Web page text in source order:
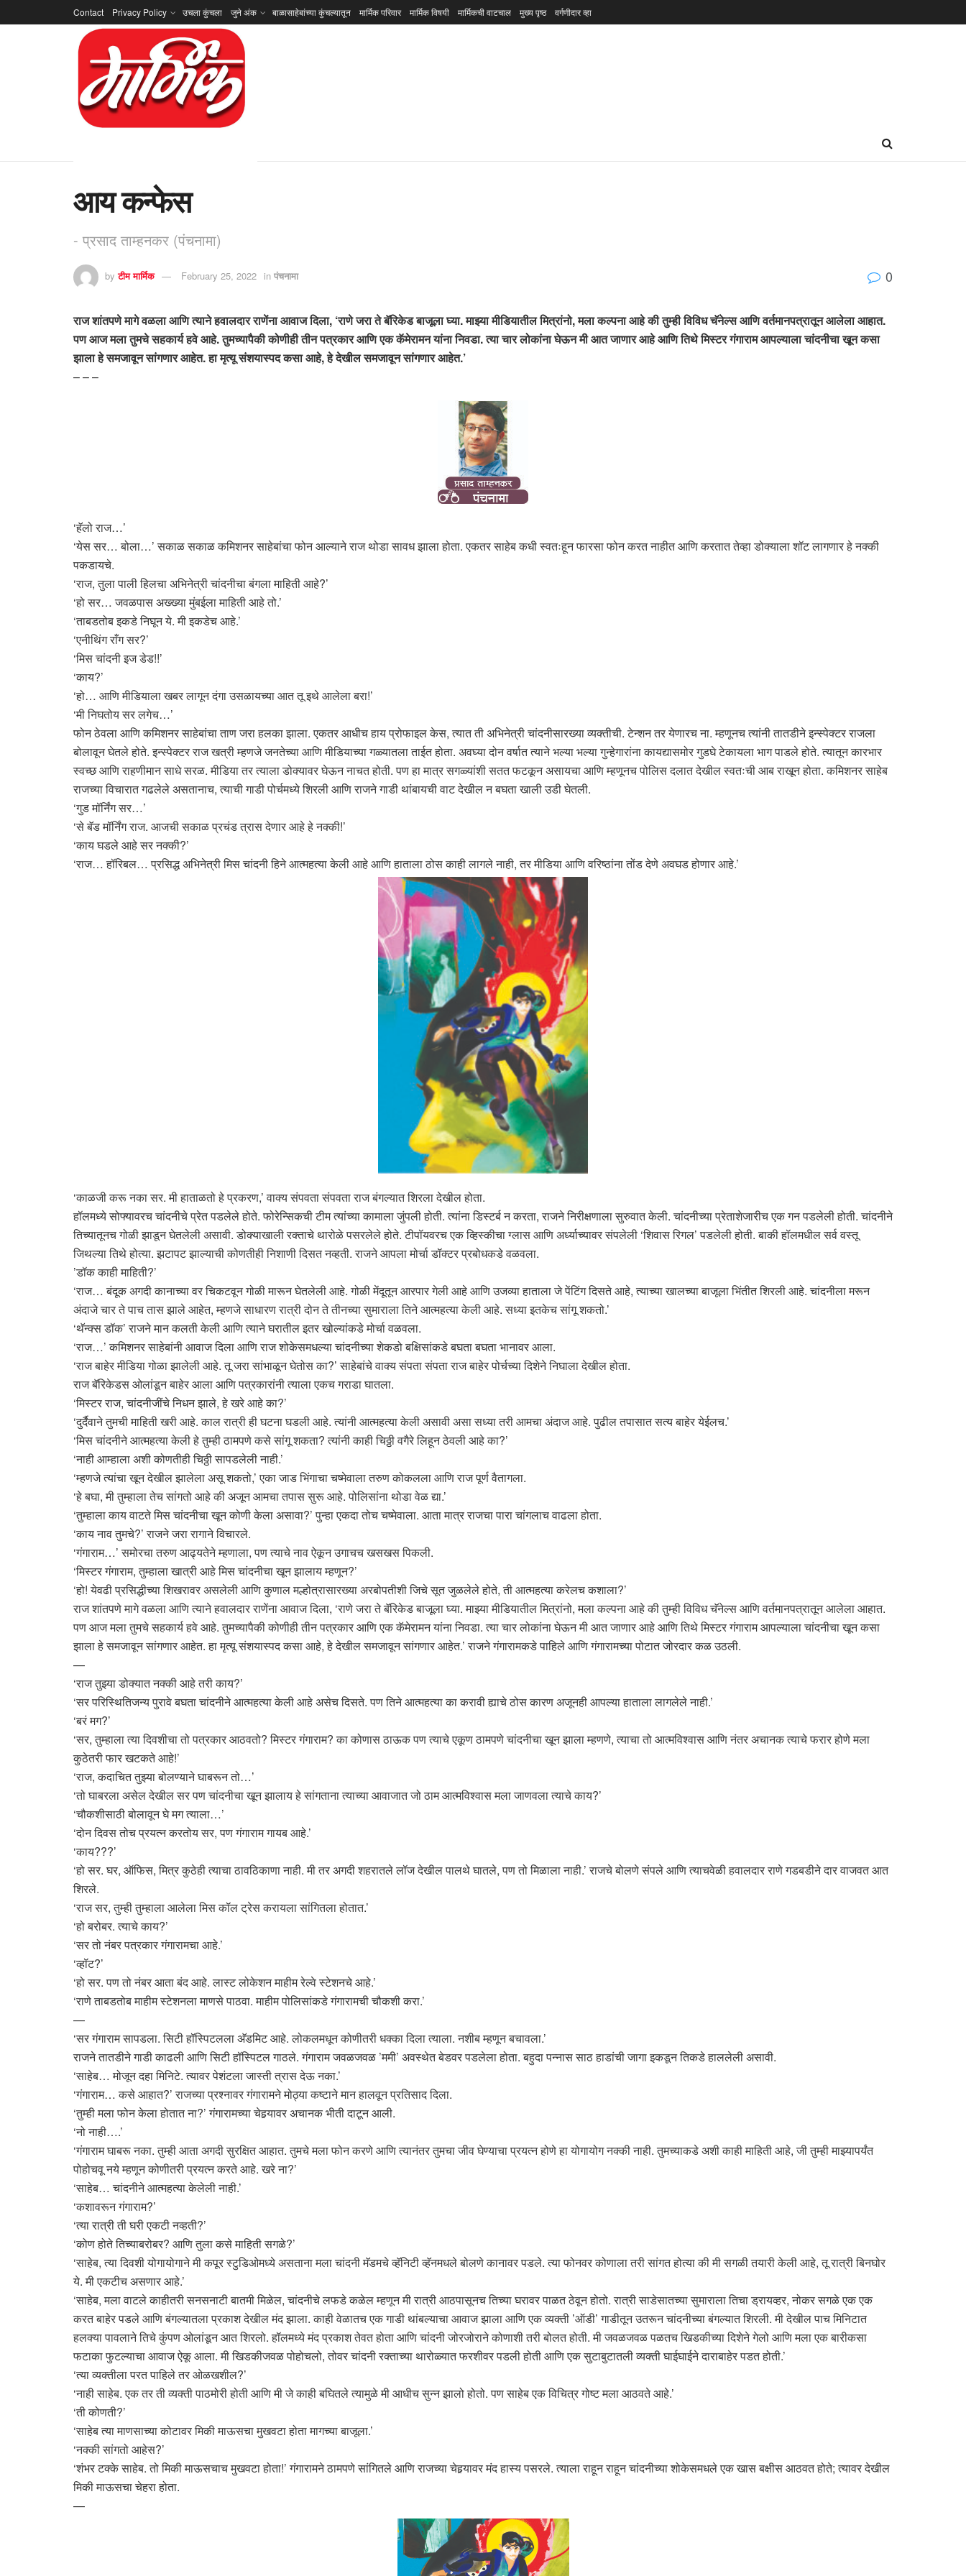
Contact Privacy Policy उचला कुंचला जुने अंक बाळासाहेबांच्या कुंचल्यातून मार्मिक परिवार मार्मिक विषयी मार्मिकची वाटचाल मुख्य पृष्ठ वर्गणीदार व्हा
आय कन्फेस
- प्रसाद ताम्हनकर (पंचनामा)
by टीम मार्मिक February 25, 2022 in पंचनामा 0
राज शांतपणे मागे वळला आणि त्याने हवालदार राणेंना आवाज दिला, ‘राणे जरा ते बॅरिकेड बाजूला घ्या. माझ्या मीडियातील मित्रांनो, मला कल्पना आहे की तुम्ही विविध चॅनेल्स आणि वर्तमानपत्रातून आलेला आहात.
पण आज मला तुमचे सहकार्य हवे आहे. तुमच्यापैकी कोणीही तीन पत्रकार आणि एक कॅमेरामन यांना निवडा. त्या चार लोकांना घेऊन मी आत जाणार आहे आणि तिथे मिस्टर गंगाराम आपल्याला चांदनीचा खून कसा
झाला हे समजावून सांगणार आहेत. हा मृत्यू संशयास्पद कसा आहे, हे देखील समजावून सांगणार आहेत.’
– – –
‘हॅलो राज…’
‘येस सर… बोला…’ सकाळ सकाळ कमिशनर साहेबांचा फोन आल्याने राज थोडा सावध झाला होता. एकतर साहेब कधी स्वतःहून फारसा फोन करत नाहीत आणि करतात तेव्हा डोक्याला शॉट लागणार हे नक्की
पकडायचे.
‘राज, तुला पाली हिलचा अभिनेत्री चांदनीचा बंगला माहिती आहे?’
‘हो सर… जवळपास अख्ख्या मुंबईला माहिती आहे तो.’
‘ताबडतोब इकडे निघून ये. मी इकडेच आहे.’
‘एनीथिंग राँग सर?’
‘मिस चांदनी इज डेड!!’
‘काय?’
‘हो… आणि मीडियाला खबर लागून दंगा उसळायच्या आत तू इथे आलेला बरा!’
‘मी निघतोय सर लगेच…’
फोन ठेवला आणि कमिशनर साहेबांचा ताण जरा हलका झाला. एकतर आधीच हाय प्रोफाइल केस, त्यात ती अभिनेत्री चांदनीसारख्या व्यक्तीची. टेन्शन तर येणारच ना. म्हणूनच त्यांनी तातडीने इन्स्पेक्टर राजला
बोलावून घेतले होते. इन्स्पेक्टर राज खत्री म्हणजे जनतेच्या आणि मीडियाच्या गळ्यातला ताईत होता. अवघ्या दोन वर्षात त्याने भल्या भल्या गुन्हेगारांना कायद्यासमोर गुडघे टेकायला भाग पाडले होते. त्यातून कारभार
स्वच्छ आणि राहणीमान साधे सरळ. मीडिया तर त्याला डोक्यावर घेऊन नाचत होती. पण हा मात्र सगळ्यांशी सतत फटकून असायचा आणि म्हणूनच पोलिस दलात देखील स्वतःची आब राखून होता. कमिशनर साहेब
राजच्या विचारात गढलेले असतानाच, त्याची गाडी पोर्चमध्ये शिरली आणि राजने गाडी थांबायची वाट देखील न बघता खाली उडी घेतली.
‘गुड मॉर्निंग सर…’
‘से बॅड मॉर्निंग राज. आजची सकाळ प्रचंड त्रास देणार आहे हे नक्की!’
‘काय घडले आहे सर नक्की?’
‘राज… हॉरिबल… प्रसिद्ध अभिनेत्री मिस चांदनी हिने आत्महत्या केली आहे आणि हाताला ठोस काही लागले नाही, तर मीडिया आणि वरिष्ठांना तोंड देणे अवघड होणार आहे.’
‘काळजी करू नका सर. मी हाताळतो हे प्रकरण,’ वाक्य संपवता संपवता राज बंगल्यात शिरला देखील होता.
हॉलमध्ये सोफ्यावरच चांदनीचे प्रेत पडलेले होते. फोरेन्सिकची टीम त्यांच्या कामाला जुंपली होती. त्यांना डिस्टर्ब न करता, राजने निरीक्षणाला सुरुवात केली. चांदनीच्या प्रेताशेजारीच एक गन पडलेली होती. चांदनीने
तिच्यातूनच गोळी झाडून घेतलेली असावी. डोक्याखाली रक्ताचे थारोळे पसरलेले होते. टीपॉयवरच एक व्हिस्कीचा ग्लास आणि अर्ध्याच्यावर संपलेली ‘शिवास रिगल’ पडलेली होती. बाकी हॉलमधील सर्व वस्तू
जिथल्या तिथे होत्या. झटापट झाल्याची कोणतीही निशाणी दिसत नव्हती. राजने आपला मोर्चा डॉक्टर प्रबोधकडे वळवला.
’डॉक काही माहिती?’
‘राज… बंदूक अगदी कानाच्या वर चिकटवून गोळी मारून घेतलेली आहे. गोळी मेंदूतून आरपार गेली आहे आणि उजव्या हाताला जे पेंटिंग दिसते आहे, त्याच्या खालच्या बाजूला भिंतीत शिरली आहे. चांदनीला मरून
अंदाजे चार ते पाच तास झाले आहेत, म्हणजे साधारण रात्री दोन ते तीनच्या सुमाराला तिने आत्महत्या केली आहे. सध्या इतकेच सांगू शकतो.’
‘थॅन्क्स डॉक’ राजने मान कलती केली आणि त्याने घरातील इतर खोल्यांकडे मोर्चा वळवला.
‘राज…’ कमिशनर साहेबांनी आवाज दिला आणि राज शोकेसमधल्या चांदनीच्या शेकडो बक्षिसांकडे बघता बघता भानावर आला.
‘राज बाहेर मीडिया गोळा झालेली आहे. तू जरा सांभाळून घेतोस का?’ साहेबांचे वाक्य संपता संपता राज बाहेर पोर्चच्या दिशेने निघाला देखील होता.
राज बॅरिकेडस ओलांडून बाहेर आला आणि पत्रकारांनी त्याला एकच गराडा घातला.
‘मिस्टर राज, चांदनीजींचे निधन झाले, हे खरे आहे का?’
‘दुर्दैवाने तुमची माहिती खरी आहे. काल रात्री ही घटना घडली आहे. त्यांनी आत्महत्या केली असावी असा सध्या तरी आमचा अंदाज आहे. पुढील तपासात सत्य बाहेर येईलच.’
‘मिस चांदनीने आत्महत्या केली हे तुम्ही ठामपणे कसे सांगू शकता? त्यांनी काही चिठ्ठी वगैरे लिहून ठेवली आहे का?’
‘नाही आम्हाला अशी कोणतीही चिठ्ठी सापडलेली नाही.’
‘म्हणजे त्यांचा खून देखील झालेला असू शकतो,’ एका जाड भिंगाचा चष्मेवाला तरुण कोकलला आणि राज पूर्ण वैतागला.
‘हे बघा, मी तुम्हाला तेच सांगतो आहे की अजून आमचा तपास सुरू आहे. पोलिसांना थोडा वेळ द्या.’
‘तुम्हाला काय वाटते मिस चांदनीचा खून कोणी केला असावा?’ पुन्हा एकदा तोच चष्मेवाला. आता मात्र राजचा पारा चांगलाच वाढला होता.
‘काय नाव तुमचे?’ राजने जरा रागाने विचारले.
‘गंगाराम…’ समोरचा तरुण आढ्यतेने म्हणाला, पण त्याचे नाव ऐकून उगाचच खसखस पिकली.
‘मिस्टर गंगाराम, तुम्हाला खात्री आहे मिस चांदनीचा खून झालाय म्हणून?’
‘हो! येवढी प्रसिद्धीच्या शिखरावर असलेली आणि कुणाल मल्होत्रासारख्या अरबोपतीशी जिचे सूत जुळलेले होते, ती आत्महत्या करेलच कशाला?’
राज शांतपणे मागे वळला आणि त्याने हवालदार राणेंना आवाज दिला, ‘राणे जरा ते बॅरिकेड बाजूला घ्या. माझ्या मीडियातील मित्रांनो, मला कल्पना आहे की तुम्ही विविध चॅनेल्स आणि वर्तमानपत्रातून आलेला आहात.
पण आज मला तुमचे सहकार्य हवे आहे. तुमच्यापैकी कोणीही तीन पत्रकार आणि एक कॅमेरामन यांना निवडा. त्या चार लोकांना घेऊन मी आत जाणार आहे आणि तिथे मिस्टर गंगाराम आपल्याला चांदनीचा खून कसा
झाला हे समजावून सांगणार आहेत. हा मृत्यू संशयास्पद कसा आहे, हे देखील समजावून सांगणार आहेत.’ राजने गंगारामकडे पाहिले आणि गंगारामच्या पोटात जोरदार कळ उठली.
—
‘राज तुझ्या डोक्यात नक्की आहे तरी काय?’
‘सर परिस्थितिजन्य पुरावे बघता चांदनीने आत्महत्या केली आहे असेच दिसते. पण तिने आत्महत्या का करावी ह्याचे ठोस कारण अजूनही आपल्या हाताला लागलेले नाही.’
‘बरं मग?’
‘सर, तुम्हाला त्या दिवशीचा तो पत्रकार आठवतो? मिस्टर गंगाराम? का कोणास ठाऊक पण त्याचे एकूण ठामपणे चांदनीचा खून झाला म्हणणे, त्याचा तो आत्मविश्वास आणि नंतर अचानक त्याचे फरार होणे मला
कुठेतरी फार खटकते आहे!’
‘राज, कदाचित तुझ्या बोलण्याने घाबरून तो…’
‘तो घाबरला असेल देखील सर पण चांदनीचा खून झालाय हे सांगताना त्याच्या आवाजात जो ठाम आत्मविश्वास मला जाणवला त्याचे काय?’
‘चौकशीसाठी बोलावून घे मग त्याला…’
‘दोन दिवस तोच प्रयत्न करतोय सर, पण गंगाराम गायब आहे.’
‘काय???’
‘हो सर. घर, ऑफिस, मित्र कुठेही त्याचा ठावठिकाणा नाही. मी तर अगदी शहरातले लॉज देखील पालथे घातले, पण तो मिळाला नाही.’ राजचे बोलणे संपले आणि त्याचवेळी हवालदार राणे गडबडीने दार वाजवत आत
शिरले.
‘राज सर, तुम्ही तुम्हाला आलेला मिस कॉल ट्रेस करायला सांगितला होतात.’
‘हो बरोबर. त्याचे काय?’
‘सर तो नंबर पत्रकार गंगारामचा आहे.’
‘व्हॉट?’
‘हो सर. पण तो नंबर आता बंद आहे. लास्ट लोकेशन माहीम रेल्वे स्टेशनचे आहे.’
‘राणे ताबडतोब माहीम स्टेशनला माणसे पाठवा. माहीम पोलिसांकडे गंगारामची चौकशी करा.’
—
‘सर गंगाराम सापडला. सिटी हॉस्पिटलला अ‍ॅडमिट आहे. लोकलमधून कोणीतरी धक्का दिला त्याला. नशीब म्हणून बचावला.’
राजने तातडीने गाडी काढली आणि सिटी हॉस्पिटल गाठले. गंगाराम जवळजवळ ’ममी’ अवस्थेत बेडवर पडलेला होता. बहुदा पन्नास साठ हाडांची जागा इकडून तिकडे हाललेली असावी.
‘साहेब… मोजून दहा मिनिटे. त्यावर पेशंटला जास्ती त्रास देऊ नका.’
‘गंगाराम… कसे आहात?’ राजच्या प्रश्नावर गंगारामने मोठ्या कष्टाने मान हालवून प्रतिसाद दिला.
‘तुम्ही मला फोन केला होतात ना?’ गंगारामच्या चेहर्‍यावर अचानक भीती दाटून आली.
‘नो नाही….’
‘गंगाराम घाबरू नका. तुम्ही आता अगदी सुरक्षित आहात. तुमचे मला फोन करणे आणि त्यानंतर तुमचा जीव घेण्याचा प्रयत्न होणे हा योगायोग नक्की नाही. तुमच्याकडे अशी काही माहिती आहे, जी तुम्ही माझ्यापर्यंत
पोहोचवू नये म्हणून कोणीतरी प्रयत्न करते आहे. खरे ना?’
‘साहेब… चांदनीने आत्महत्या केलेली नाही.’
‘कशावरून गंगाराम?’
‘त्या रात्री ती घरी एकटी नव्हती?’
‘कोण होते तिच्याबरोबर? आणि तुला कसे माहिती सगळे?’
‘साहेब, त्या दिवशी योगायोगाने मी कपूर स्टुडिओमध्ये असताना मला चांदनी मॅडमचे व्हॅनिटी व्हॅनमधले बोलणे कानावर पडले. त्या फोनवर कोणाला तरी सांगत होत्या की मी सगळी तयारी केली आहे, तू रात्री बिनघोर
ये. मी एकटीच असणार आहे.’
‘साहेब, मला वाटले काहीतरी सनसनाटी बातमी मिळेल, चांदनीचे लफडे कळेल म्हणून मी रात्री आठपासूनच तिच्या घरावर पाळत ठेवून होतो. रात्री साडेसातच्या सुमाराला तिचा ड्रायव्हर, नोकर सगळे एक एक
करत बाहेर पडले आणि बंगल्यातला प्रकाश देखील मंद झाला. काही वेळातच एक गाडी थांबल्याचा आवाज झाला आणि एक व्यक्ती ’ऑडी’ गाडीतून उतरून चांदनीच्या बंगल्यात शिरली. मी देखील पाच मिनिटात
हलक्या पावलाने तिचे कुंपण ओलांडून आत शिरलो. हॉलमध्ये मंद प्रकाश तेवत होता आणि चांदनी जोरजोराने कोणाशी तरी बोलत होती. मी जवळजवळ पळतच खिडकीच्या दिशेने गेलो आणि मला एक बारीकसा
फटाका फुटल्याचा आवाज ऐकू आला. मी खिडकीजवळ पोहोचलो, तोवर चांदनी रक्ताच्या थारोळ्यात फरशीवर पडली होती आणि एक सुटाबुटातली व्यक्ती घाईघाईने दाराबाहेर पडत होती.’
‘त्या व्यक्तीला परत पाहिले तर ओळखशील?’
‘नाही साहेब. एक तर ती व्यक्ती पाठमोरी होती आणि मी जे काही बघितले त्यामुळे मी आधीच सुन्न झालो होतो. पण साहेब एक विचित्र गोष्ट मला आठवते आहे.’
‘ती कोणती?’
‘साहेब त्या माणसाच्या कोटावर मिकी माऊसचा मुखवटा होता मागच्या बाजूला.’
‘नक्की सांगतो आहेस?’
‘शंभर टक्के साहेब. तो मिकी माऊसचाच मुखवटा होता!’ गंगारामने ठामपणे सांगितले आणि राजच्या चेहर्‍यावर मंद हास्य पसरले. त्याला राहून राहून चांदनीच्या शोकेसमधले एक खास बक्षीस आठवत होते; त्यावर देखील
मिकी माऊसचा चेहरा होता.
—